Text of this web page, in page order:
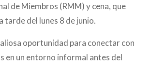
de Miembros (RMM) y cena, que
tarde del lunes 8 de junio.
oportunidad para conectar con
en un entorno informal antes del